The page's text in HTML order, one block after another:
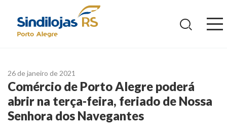
26 de janeiro de 2021
Comércio de Porto Alegre poderá
abrir na terça-feira, feriado de Nossa
Senhora dos Navegantes